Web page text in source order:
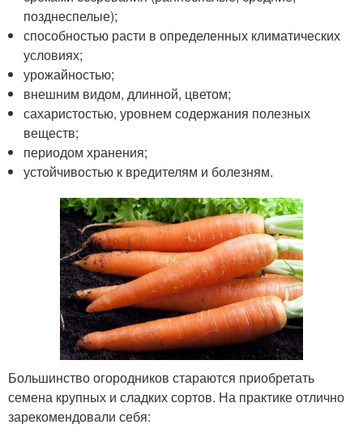
позднеспелые);
способностью расти в определенных климатических
условиях;
урожайностью;
внешним видом, длинной, цветом;
сахаристостью, уровнем содержания полезных
веществ;
периодом хранения;
устойчивостью к вредителям и болезням.
Большинство огородников стараются приобретать
семена крупных и сладких сортов. На практике отлично
зарекомендовали себя: